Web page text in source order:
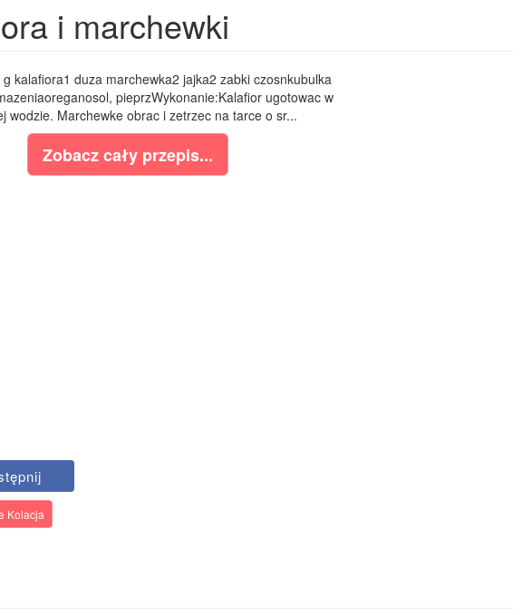
i marchewki
kalafiora1 duza marchewka2 jajka2 zabki czosnkubulka
pieprzWykonanie:Kalafior ugotowac w
wodzie. Marchewke obrac i zetrzec na tarce o sr...
Zobacz cały przepis...
Kolacja